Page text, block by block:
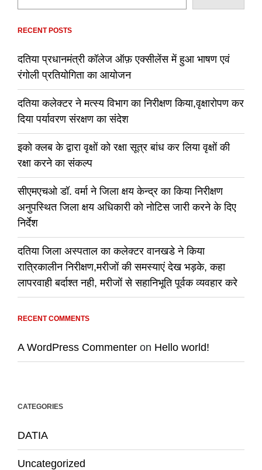
RECENT POSTS
दतिया प्रधानमंत्री कॉलेज ऑफ़ एक्सीलेंस में हुआ भाषण एवं
रंगोली प्रतियोगिता का आयोजन
दतिया कलेक्टर ने मत्स्य विभाग का निरीक्षण किया,वृक्षारोपण कर
दिया पर्यावरण संरक्षण का संदेश
इको क्लब के द्वारा वृक्षों को रक्षा सूत्र बांध कर लिया वृक्षों की
रक्षा करने का संकल्प
सीएमएचओ डॉ. वर्मा ने जिला क्षय केन्द्र का किया निरीक्षण
अनुपस्थित जिला क्षय अधिकारी को नोटिस जारी करने के दिए
निर्देश
दतिया जिला अस्पताल का कलेक्टर वानखडे ने किया
रात्रिकालीन निरीक्षण,मरीजों की समस्याएं देख भड़के, कहा
लापरवाही बर्दाश्त नही, मरीजों से सहानिभूति पूर्वक व्यवहार करे
RECENT COMMENTS
A WordPress Commenter on Hello world!
CATEGORIES
DATIA
Uncategorized